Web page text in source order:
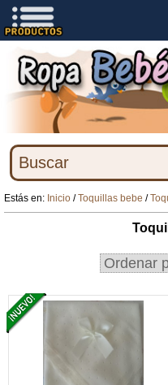
Estás en: Inicio /Toquillas bebe /